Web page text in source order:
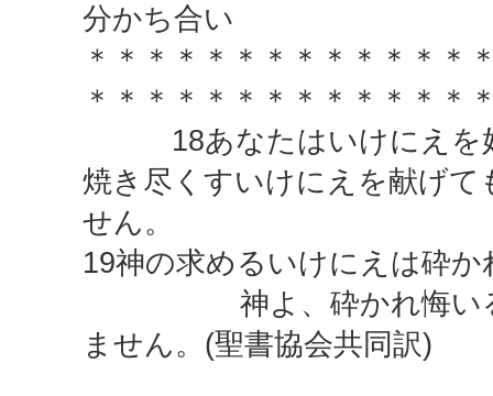
分かち合い
＊＊＊＊＊＊＊＊＊＊＊＊＊
＊＊＊＊＊＊＊＊＊＊＊＊＊
18あなたはいけにえを
焼き尽くすいけにえを献げて
せん。
19神の求めるいけにえは砕か
神よ、砕かれ悔いる
ません。(聖書協会共同訳)